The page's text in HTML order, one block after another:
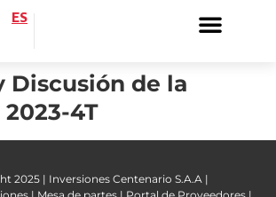
ES
Discusión de la
4T
2025 | Inversiones Centenario S.A.A |